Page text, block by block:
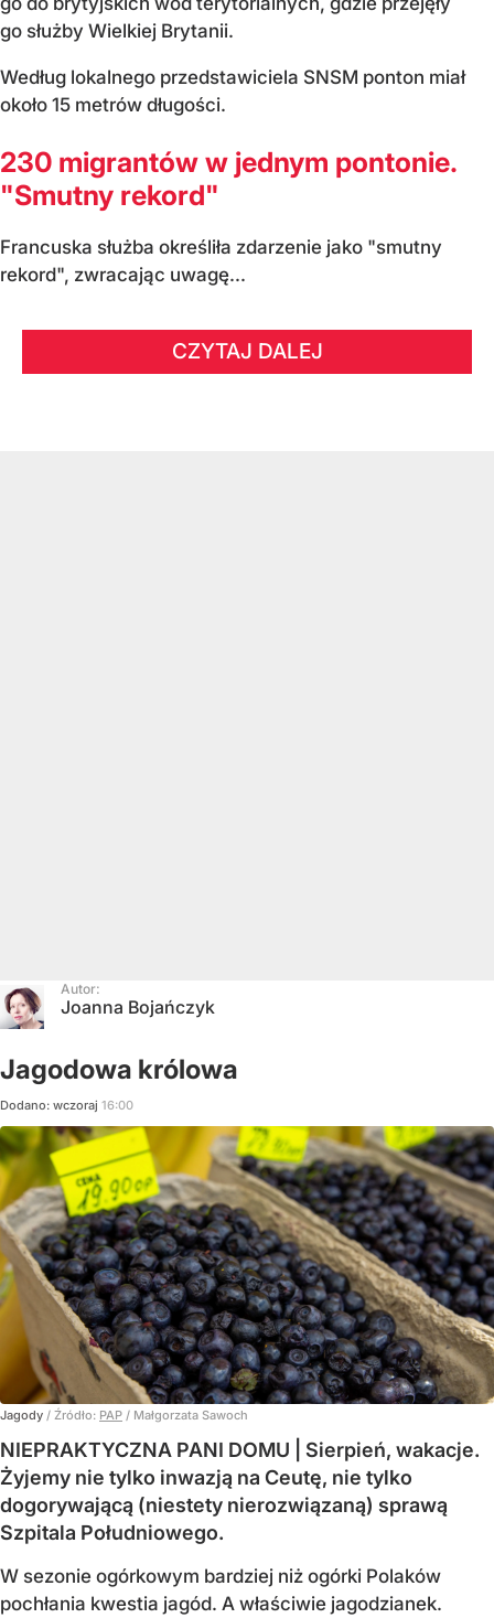
go służby Wielkiej Brytanii.
Według lokalnego przedstawiciela SNSM ponton miał
około 15 metrów długości.
230 migrantów w jednym pontonie.
"Smutny rekord"
Francuska służba określiła zdarzenie jako "smutny
rekord", zwracając uwagę...
CZYTAJ DALEJ
Autor:
Joanna Bojańczyk
Jagodowa królowa
Dodano: wczoraj 16:00
Jagody / Źródło: PAP / Małgorzata Sawoch
NIEPRAKTYCZNA PANI DOMU | Sierpień, wakacje.
Żyjemy nie tylko inwazją na Ceutę, nie tylko
dogorywającą (niestety nierozwiązaną) sprawą
Szpitala Południowego.
W sezonie ogórkowym bardziej niż ogórki Polaków
pochłania kwestia jagód. A właściwie jagodzianek.